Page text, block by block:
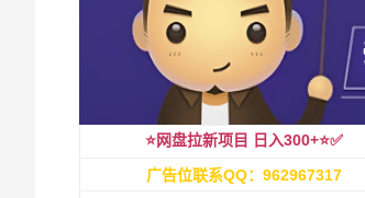
⭐️网盘拉新项目 日入300+⭐️✅
广告位联系QQ：962967317